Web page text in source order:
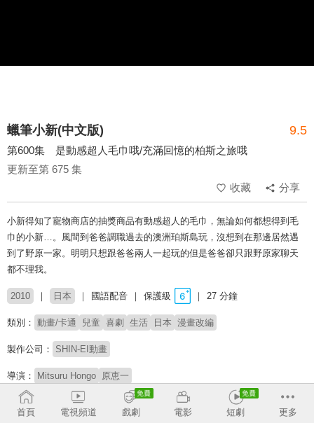
蠟筆小新(中文版) 9.5
第600集 是動感超人毛巾哦/充滿回憶的柏斯之旅哦
更新至第 675 集
收藏
分享
小新得知了寵物商店的抽獎商品有動感超人的毛巾，無論如何都想得到毛
巾的小新…。風間到爸爸調職過去的澳洲珀斯島玩，沒想到在那邊居然遇
到了野原一家。明明只想跟爸爸兩人一起玩的但是爸爸卻只跟野原家聊天
都不理我。
2010 日本 國語配音 保護級 27 分鐘
類別： 動畫/卡通 兒童 喜劇 生活 日本 漫畫改編
製作公司： SHIN-EI動畫
導演： Mitsuru Hongo 原恵一
原著： 臼井儀人
首頁 電視頻道 戲劇 電影 短劇 更多